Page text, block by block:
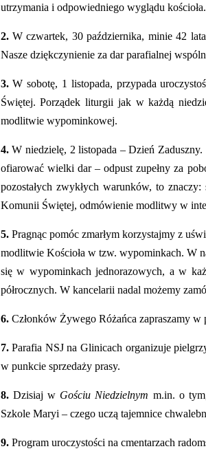
utrzymania i odpowiedniego wyglądu kościoła.
2.W czwartek, 30 października, minie 42
Nasze dziękczynienie za dar parafialnej
3.W sobotę, 1 listopada, przypada
Świętej. Porządek liturgii jak w każdą
modlitwie wypominkowej.
4.W niedzielę, 2 listopada – Dzień Zaduszny.
ofiarować wielki dar – odpust zupełny za
pozostałych zwykłych warunków, to
Komunii Świętej, odmówienie modlitwy w
5.Pragnąc pomóc zmarłym korzystajmy z
modlitwie Kościoła w tzw. wypominkach. W
się w wypominkach jednorazowych, a w
półrocznych. W kancelarii nadal możemy
6.Członków Żywego Różańca zapraszamy w
7.Parafia NSJ na Glinicach organizuje
w punkcie sprzedaży prasy.
8.Dzisiaj w Gościu Niedzielnym m.in. o
Szkole Maryi – czego uczą tajemnice
9.Program uroczystości na cmentarzach